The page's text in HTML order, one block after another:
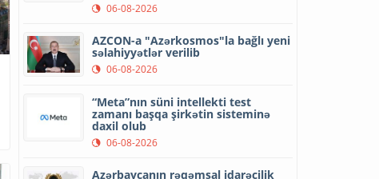
06-08-2026
AZCON-a "Azərkosmos"la bağlı yeni
səlahiyyətlər verilib
06-08-2026
“Meta”nın süni intellekti test
zamanı başqa şirkətin sisteminə
daxil olub
06-08-2026
Azərbaycanın rəqəmsal idarəçilik